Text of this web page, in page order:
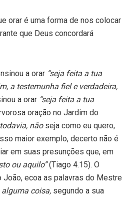
orar é uma forma de nos colocar
que Deus concordará
a orar “seja feita a tua
a testemunha fiel e verdadeira,
a orar “seja feita a tua
oração no Jardim do
nãoseja como eu quero,
maior exemplo, decerto não é
em suas presunções que, em
ou aquilo”(Tiago 4.15). O
ecoa as palavras do Mestre
alguma coisa, segundo a sua